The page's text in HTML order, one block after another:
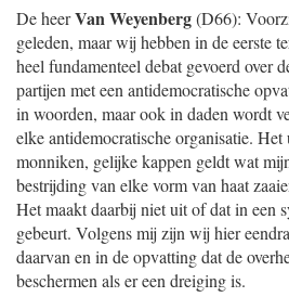
De heerVan Weyenberg(D66):
geleden, maar wij hebben in de eerste
heel fundamenteel debat gevoerd over
partijen met een antidemocratische
in woorden, maar ook in daden wordt
elke antidemocratische organisatie.
monniken, gelijke kappen geldt wat
bestrijding van elke vorm van haat
Het maakt daarbij niet uit of dat in een
gebeurt. Volgens mij zijn wij hier
daarvan en in de opvatting dat de
beschermen als er een dreiging is.